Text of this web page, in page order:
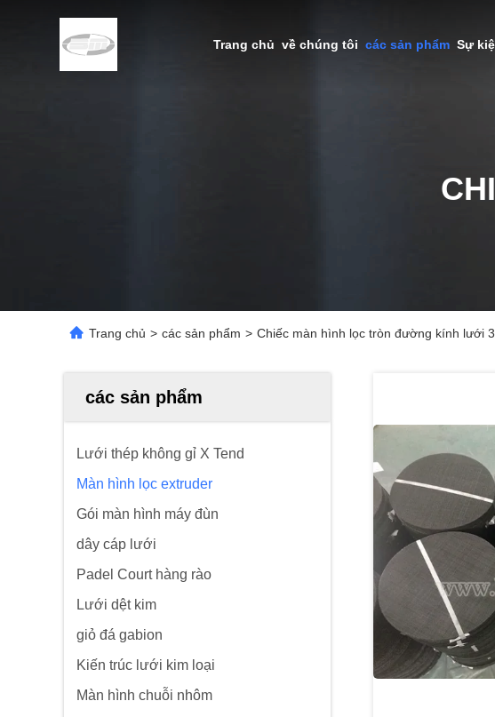
Trang chủ về chúng tôi các sản phẩm Sự
Trang chủ > các sản phẩm > Chiếc màn hình lọc tròn đường kính lưới
các sản phẩm
Lưới thép không gỉ X Tend
Màn hình lọc extruder
Gói màn hình máy đùn
dây cáp lưới
Padel Court hàng rào
Lưới dệt kim
giỏ đá gabion
Kiến trúc lưới kim loại
Màn hình chuỗi nhôm